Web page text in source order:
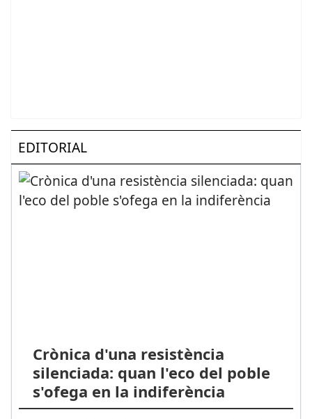
EDITORIAL
Crònica d'una resistència
silenciada: quan l'eco del poble
s'ofega en la indiferència